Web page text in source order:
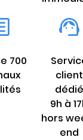
700
client
dédié
9h à
hors
end